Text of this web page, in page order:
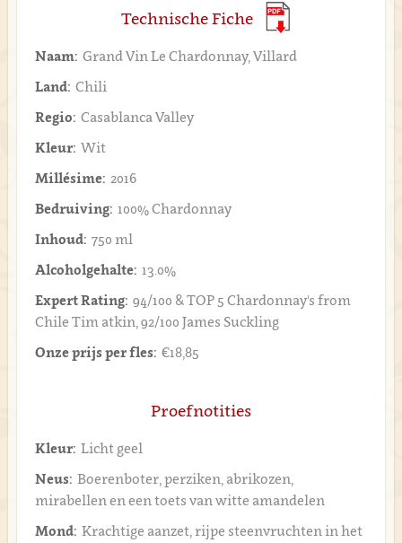
Technische Fiche
Naam: Grand Vin Le Chardonnay, Villard
Land: Chili
Regio: Casablanca Valley
Kleur: Wit
Millésime: 2016
Bedruiving: 100% Chardonnay
Inhoud: 750 ml
Alcoholgehalte: 13.0%
Expert Rating: 94/100 & TOP 5 Chardonnay's from
Chile Tim atkin, 92/100 James Suckling
Onze prijs per fles: €18,85
Proefnotities
Kleur: Licht geel
Neus: Boerenboter, perziken, abrikozen,
mirabellen en een toets van witte amandelen
Mond: Krachtige aanzet, rijpe steenvruchten in het